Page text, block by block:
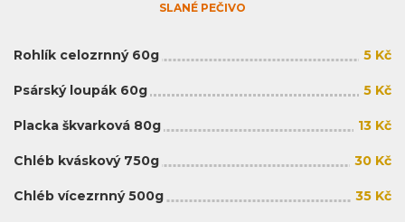
SLANÉ PEČIVO
Rohlík celozrnný 60g 5 Kč
Psárský loupák 60g 5 Kč
Placka škvarková 80g 13 Kč
Chléb kváskový 750g 30 Kč
Chléb vícezrnný 500g 35 Kč